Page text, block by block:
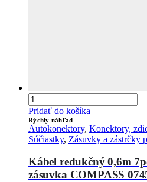
Pridať do košíka
Rýchly náhľad
Autokonektory, Konektory,
Súčiastky, Zásuvky a zástrčky
Kábel redukčný 0,6m
zásuvka COMPASS